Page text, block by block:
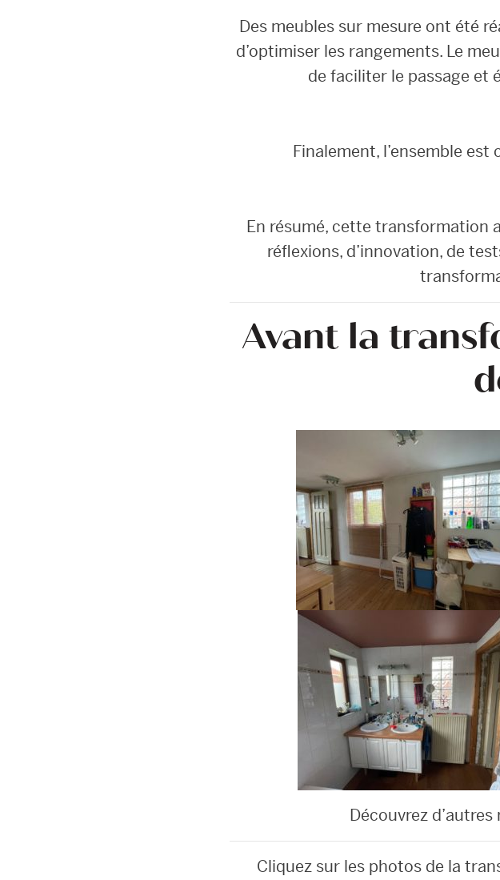
Des meubles sur mesure ont été
d’optimiser les rangements. Le
de faciliter le passage et
Finalement, l’ensemble
En résumé, cette transformation
réflexions, d’innovation, de
Avant la
Découvrez
Cliquez sur les photos de la